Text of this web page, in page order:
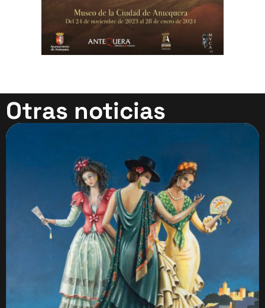
Otras noticias